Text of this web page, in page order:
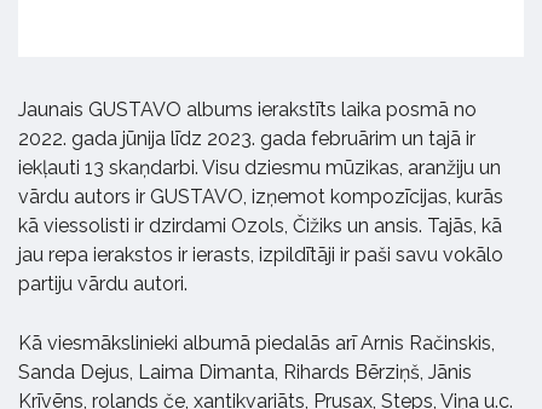
Jaunais GUSTAVO albums ierakstīts laika posmā no
2022. gada jūnija līdz 2023. gada februārim un tajā ir
iekļauti 13 skaņdarbi. Visu dziesmu mūzikas, aranžiju un
vārdu autors ir GUSTAVO, izņemot kompozīcijas, kurās
kā viessolisti ir dzirdami Ozols, Čižiks un ansis. Tajās, kā
jau repa ierakstos ir ierasts, izpildītāji ir paši savu vokālo
partiju vārdu autori.
Kā viesmākslinieki albumā piedalās arī Arnis Račinskis,
Sanda Dejus, Laima Dimanta, Rihards Bērziņš, Jānis
Krīvēns, rolands če, xantikvariāts, Prusax, Steps, Viņa u.c.